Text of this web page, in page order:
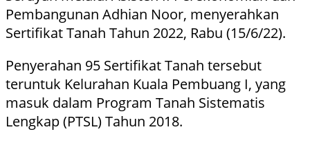
Pembangunan Adhian Noor, menyerahkan
Sertifikat Tanah Tahun 2022, Rabu (15/6/22).
Penyerahan 95 Sertifikat Tanah tersebut
teruntuk Kelurahan Kuala Pembuang I, yang
masuk dalam Program Tanah Sistematis
Lengkap (PTSL) Tahun 2018.